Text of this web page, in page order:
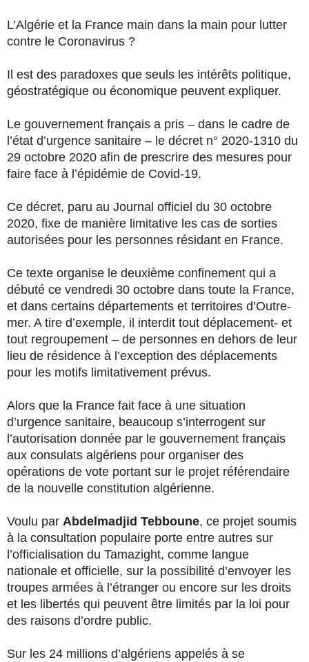
L’Algérie et la France main dans la main pour lutter
contre le Coronavirus ?
Il est des paradoxes que seuls les intérêts politique,
géostratégique ou économique peuvent expliquer.
Le gouvernement français a pris – dans le cadre de
l’état d’urgence sanitaire – le décret n° 2020-1310 du
29 octobre 2020 afin de prescrire des mesures pour
faire face à l’épidémie de Covid-19.
Ce décret, paru au Journal officiel du 30 octobre
2020, fixe de manière limitative les cas de sorties
autorisées pour les personnes résidant en France.
Ce texte organise le deuxième confinement qui a
débuté ce vendredi 30 octobre dans toute la France,
et dans certains départements et territoires d’Outre-
mer. A tire d’exemple, il interdit tout déplacement- et
tout regroupement – de personnes en dehors de leur
lieu de résidence à l’exception des déplacements
pour les motifs limitativement prévus.
Alors que la France fait face à une situation
d’urgence sanitaire, beaucoup s’interrogent sur
l’autorisation donnée par le gouvernement français
aux consulats algériens pour organiser des
opérations de vote portant sur le projet référendaire
de la nouvelle constitution algérienne.
Voulu par Abdelmadjid Tebboune, ce projet soumis
à la consultation populaire porte entre autres sur
l’officialisation du Tamazight, comme langue
nationale et officielle, sur la possibilité d’envoyer les
troupes armées à l’étranger ou encore sur les droits
et les libertés qui peuvent être limités par la loi pour
des raisons d’ordre public.
Sur les 24 millions d’algériens appelés à se